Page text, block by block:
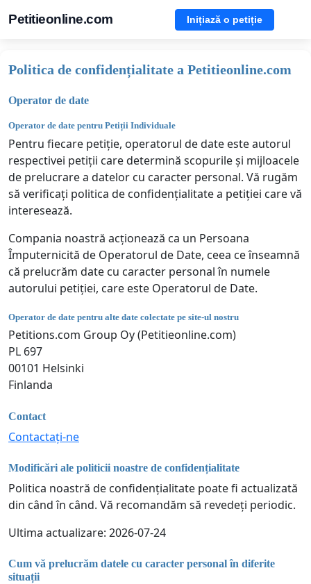
Petitieonline.com Inițiază o petiție
Politica de confidențialitate a Petitieonline.com
Operator de date
Operator de date pentru Petiții Individuale
Pentru fiecare petiție, operatorul de date este autorul
respectivei petiții care determină scopurile și mijloacele
de prelucrare a datelor cu caracter personal. Vă rugăm
să verificați politica de confidențialitate a petiției care vă
interesează.
Compania noastră acționează ca un Persoana
Împuternicită de Operatorul de Date, ceea ce înseamnă
că prelucrăm date cu caracter personal în numele
autorului petiției, care este Operatorul de Date.
Operator de date pentru alte date colectate pe site-ul nostru
Petitions.com Group Oy (Petitieonline.com)
PL 697
00101 Helsinki
Finlanda
Contact
Contactați-ne
Modificări ale politicii noastre de confidențialitate
Politica noastră de confidențialitate poate fi actualizată
din când în când. Vă recomandăm să revedeți periodic.
Ultima actualizare: 2026-07-24
Cum vă prelucrăm datele cu caracter personal în diferite
situații